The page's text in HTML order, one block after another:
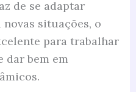
de se adaptar
situações, o
para trabalhar
dar bem em